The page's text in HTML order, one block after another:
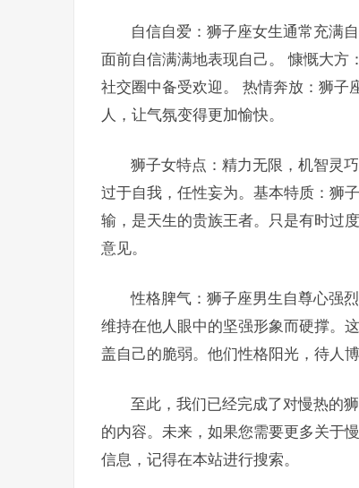
自信自爱：狮子座女生通常充满
面前自信满满地表现自己。 慷慨大方
社交圈中备受欢迎。 热情奔放：狮子
人，让气氛变得更加愉快。
狮子女特点：精力无限，机智灵
过于自我，任性妄为。基本特质：狮
输，是天生的贵族王者。只是有时过
意见。
性格脾气：狮子座男生自尊心强
维持在他人眼中的坚强形象而硬撑。
盖自己的脆弱。他们性格阳光，待人
至此，我们已经完成了对慢热的
的内容。未来，如果您需要更多关于
信息，记得在本站进行搜索。